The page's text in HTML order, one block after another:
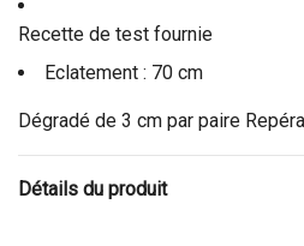
Recette de test fournie
Eclatement : 70 cm
Dégradé de 3 cm par paire
Détails du produit